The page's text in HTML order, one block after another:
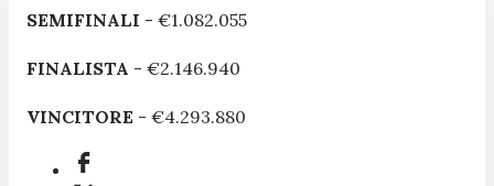
SEMIFINALI - €1.082.055
FINALISTA - €2.146.940
VINCITORE - €4.293.880